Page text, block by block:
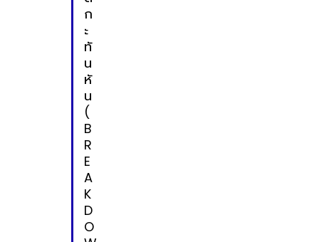
ก
ะ
ทั
น
หั
น
(
B
R
E
A
K
D
O